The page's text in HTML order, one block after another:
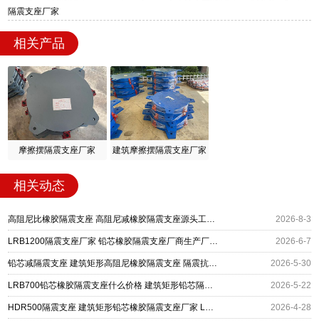
隔震支座厂家
相关产品
摩擦摆隔震支座厂家 建筑摩擦摆隔震支座厂家
相关动态
高阻尼比橡胶隔震支座 高阻尼减橡胶隔震支座源头工厂 建筑矩形高阻尼隔震支座厂家 2026-8-3
LRB1200隔震支座厂家 铅芯橡胶隔震支座厂商生产厂家 建筑矩形高阻尼隔震支座源头工厂 2026-6-7
铅芯减隔震支座 建筑矩形高阻尼橡胶隔震支座 隔震抗震支座源头工厂 2026-5-30
LRB700铅芯橡胶隔震支座什么价格 建筑矩形铅芯隔震支座源头工厂 高层建筑隔震支座厂家 2026-5-22
HDR500隔震支座 建筑矩形铅芯橡胶隔震支座厂家 LRB300铅芯橡胶隔震支座什么价格 2026-4-28